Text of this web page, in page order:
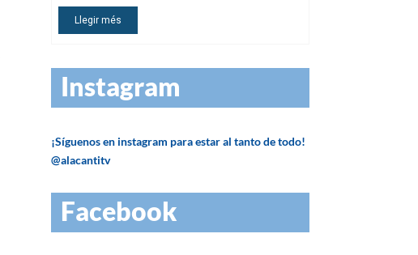
Instagram
¡Síguenos en instagram para estar al tanto de todo!
@alacantitv
Facebook